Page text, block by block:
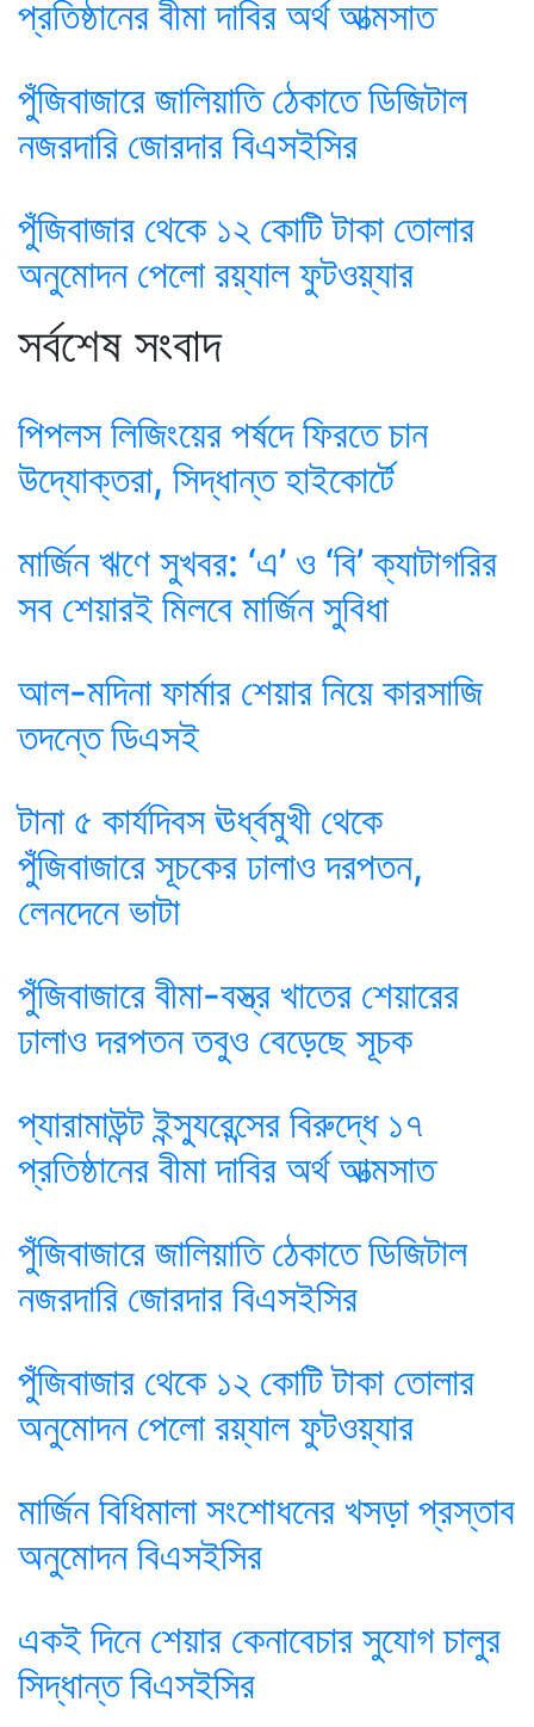
প্রতিষ্ঠানের বীমা দাবির অর্থ আত্মসাত
পুঁজিবাজারে জালিয়াতি ঠেকাতে ডিজিটাল
নজরদারি জোরদার বিএসইসির
পুঁজিবাজার থেকে ১২ কোটি টাকা তোলার
অনুমোদন পেলো রয়্যাল ফুটওয়্যার
সর্বশেষ সংবাদ
পিপলস লিজিংয়ের পর্ষদে ফিরতে চান
উদ্যোক্তরা, সিদ্ধান্ত হাইকোর্টে
মার্জিন ঋণে সুখবর: ‘এ’ ও ‘বি’ ক্যাটাগরির
সব শেয়ারই মিলবে মার্জিন সুবিধা
আল-মদিনা ফার্মার শেয়ার নিয়ে কারসাজি
তদন্তে ডিএসই
টানা ৫ কার্যদিবস ঊর্ধ্বমুখী থেকে
পুঁজিবাজারে সূচকের ঢালাও দরপতন,
লেনদেনে ভাটা
পুঁজিবাজারে বীমা-বস্ত্র খাতের শেয়ারের
ঢালাও দরপতন তবুও বেড়েছে সূচক
প্যারামাউন্ট ইন্স্যুরেন্সের বিরুদ্ধে ১৭
প্রতিষ্ঠানের বীমা দাবির অর্থ আত্মসাত
পুঁজিবাজারে জালিয়াতি ঠেকাতে ডিজিটাল
নজরদারি জোরদার বিএসইসির
পুঁজিবাজার থেকে ১২ কোটি টাকা তোলার
অনুমোদন পেলো রয়্যাল ফুটওয়্যার
মার্জিন বিধিমালা সংশোধনের খসড়া প্রস্তাব
অনুমোদন বিএসইসির
একই দিনে শেয়ার কেনাবেচার সুযোগ চালুর
সিদ্ধান্ত বিএসইসির